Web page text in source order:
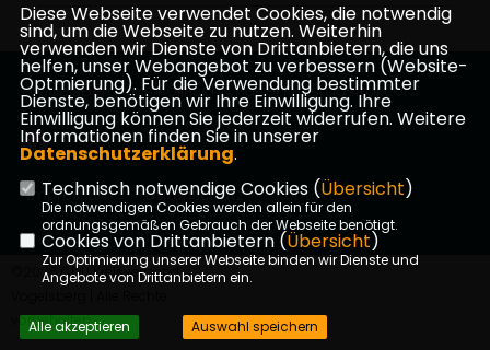
Vogelsbergkreis Politische Partei Kreistagsfraktion
Impressum Datenschutz Kontakt
©2026 CDU Kreisverband
vorbehalten.
Diese Webseite verwendet Cookies, die notwendig
sind, um die Webseite zu nutzen. Weiterhin
verwenden wir Dienste von Drittanbietern, die uns
helfen, unser Webangebot zu verbessern (Website-
Optmierung). Für die Verwendung bestimmter
Dienste, benötigen wir Ihre Einwilligung. Ihre
Einwilligung können Sie jederzeit widerrufen. Weitere
Informationen finden Sie in unserer
Datenschutzerklärung.
Technisch notwendige Cookies (Übersicht)
Die notwendigen Cookies werden allein für den
ordnungsgemäßen Gebrauch der Webseite benötigt.
Cookies von Drittanbietern (Übersicht)
Zur Optimierung unserer Webseite binden wir Dienste und
Angebote von Drittanbietern ein.
Alle akzeptieren Auswahl speichern